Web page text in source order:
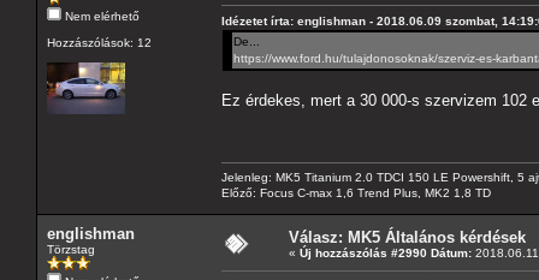
Nem elérhető
Hozzászólások: 12
Idézetet írta: englishman - 2018.06.09 szombat,
De...
https://www.ford.hu/tulajdonosoknak/szerviz-es-
Ez érdekes, mert a 30 000-s szervizem 102
Jelenleg: MK5 Titanium 2.0 TDCI 150 LE Powershift, 5
Előző: Focus C-max 1,6 Trend Plus, MK2 1,8 TD
englishman
Törzstag
Válasz: MK5 Általános kérdések
« Új hozzászólás #2990 Dátum: